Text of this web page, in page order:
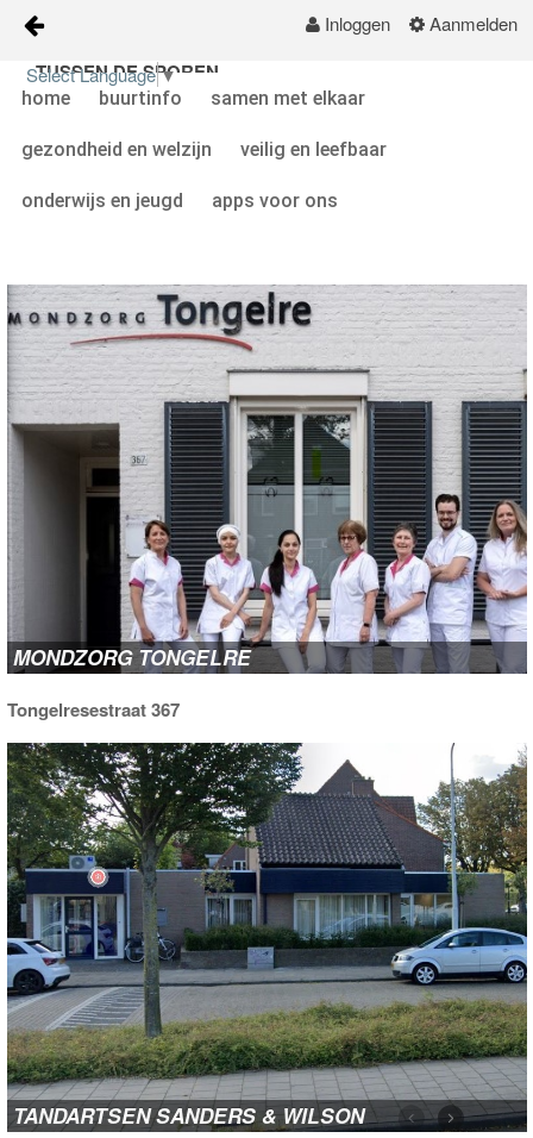
Naar content
Inloggen Aanmelden
TUSSEN DE SPOREN
home
buurtinfo
gezondheid en welzijn
veilig en leefbaar
onderwijs en jeugd
apps voor ons
KALENDER
SOCIALE KAART
TONGELRE ONLINE
home buurtinfo samen met elkaar
gezondheid en welzijn veilig en leefbaar
onderwijs en jeugd apps voor ons
MONDZORG TONGELRE
Tongelresestraat 367
TANDARTSEN SANDERS & WILSON
Select Language▼